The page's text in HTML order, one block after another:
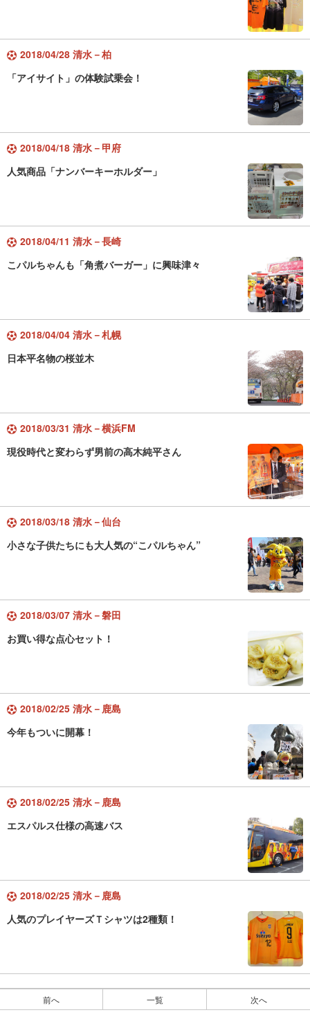
2018/04/28 清水－柏
「アイサイト」の体験試乗会！
2018/04/18 清水－甲府
人気商品「ナンバーキーホルダー」
2018/04/11 清水－長崎
こパルちゃんも「角煮バーガー」に興味津々
2018/04/04 清水－札幌
日本平名物の桜並木
2018/03/31 清水－横浜FM
現役時代と変わらず男前の高木純平さん
2018/03/18 清水－仙台
小さな子供たちにも大人気の“こパルちゃん”
2018/03/07 清水－磐田
お買い得な点心セット！
2018/02/25 清水－鹿島
今年もついに開幕！
2018/02/25 清水－鹿島
エスパルス仕様の高速バス
2018/02/25 清水－鹿島
人気のプレイヤーズＴシャツは2種類！
前へ 一覧 次へ